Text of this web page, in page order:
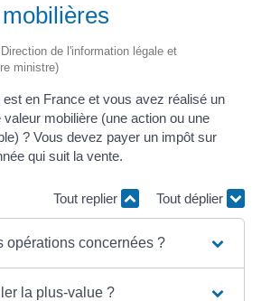
de l'information légale et
ministre)
en France et vous avez réalisé un
mobilière (une action ou une
? Vous devez payer un impôt sur
qui suit la vente.
Tout replier Tout déplier
opérations concernées ?
la plus-value ?